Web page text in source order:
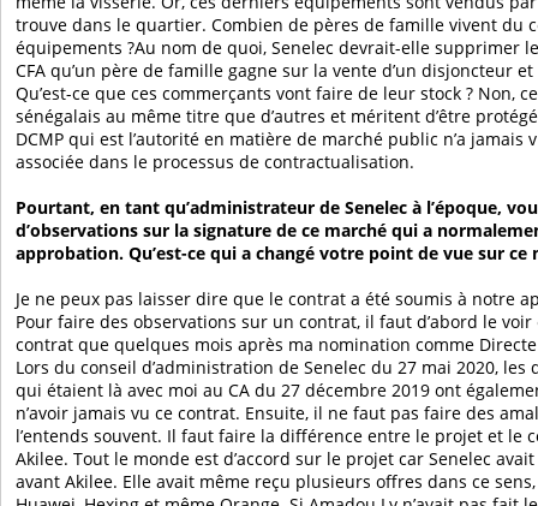
trouve dans le quartier. Combien de pères de famille vivent du
équipements ?Au nom de quoi, Senelec devrait-elle supprimer
CFA qu’un père de famille gagne sur la vente d’un disjoncteur
Qu’est-ce que ces commerçants vont faire de leur stock ? Non,
sénégalais au même titre que d’autres et méritent d’être
DCMP qui est l’autorité en matière de marché public n’a jamais
associée dans le processus de contractualisation.
Pourtant, en tant qu’administrateur de Senelec à l’époque,
d’observations sur la signature de ce marché qui a
approbation. Qu’est-ce qui a changé votre point de vue sur ce
Je ne peux pas laisser dire que le contrat a été soumis à notre
Pour faire des observations sur un contrat, il faut d’abord le voir
contrat que quelques mois après ma nomination comme
Lors du conseil d’administration de Senelec du 27 mai 2020,
qui étaient là avec moi au CA du 27 décembre 2019 ont
n’avoir jamais vu ce contrat. Ensuite, il ne faut pas faire des
l’entends souvent. Il faut faire la différence entre le projet et le
Akilee. Tout le monde est d’accord sur le projet car Senelec
avant Akilee. Elle avait même reçu plusieurs offres dans ce